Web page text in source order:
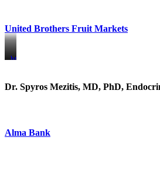
United Brothers Fruit Markets
https://www.unitedbrothersfruitmarkets.com/
https://www.unitedbrothersfruitmarkets.com/
Dr. Spyros Mezitis, MD, PhD,
Alma Bank